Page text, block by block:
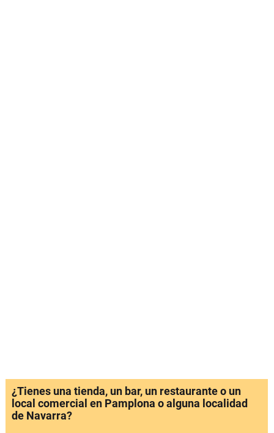
¿Tienes una tienda, un bar, un restaurante o un
local comercial en Pamplona o alguna localidad
de Navarra?